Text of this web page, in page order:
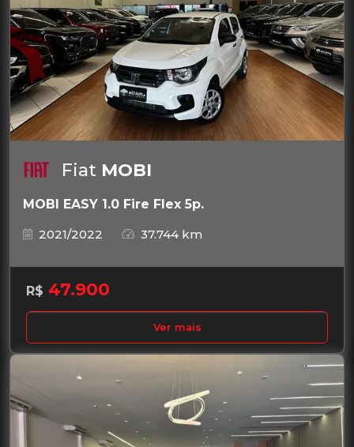
Fiat MOBI
MOBI EASY 1.0 Fire Flex 5p.
2021/2022
37.744 km
R$ 47.900
Ver mais